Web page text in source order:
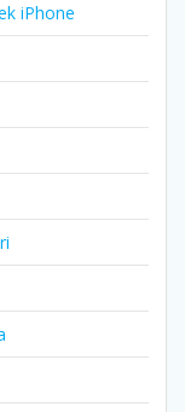
iPhone